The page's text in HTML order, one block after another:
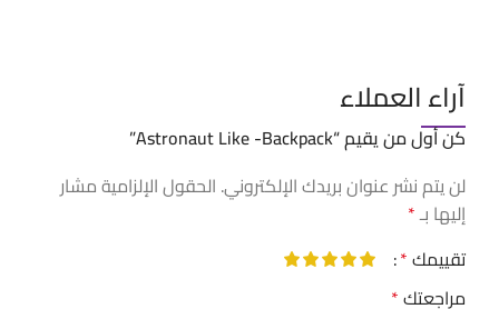
آراء العملاء
كن أول من يقيم “Astronaut Like -Backpack”
لن يتم نشر عنوان بريدك الإلكتروني. الحقول الإلزامية مشار
إليها بـ*
تقييمك*
مراجعتك*